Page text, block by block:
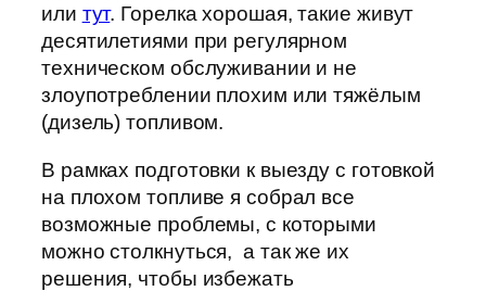
или тут. Горелка хорошая, такие живут
десятилетиями при регулярном
техническом обслуживании и не
злоупотреблении плохим или тяжёлым
(дизель) топливом.
В рамках подготовки к выезду с готовкой
на плохом топливе я собрал все
возможные проблемы, с которыми
можно столкнуться, а так же их
решения, чтобы избежать